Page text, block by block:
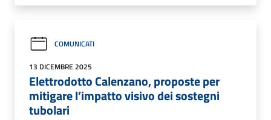
COMUNICATI
13 DICEMBRE 2025
Elettrodotto Calenzano, proposte per
mitigare l’impatto visivo dei sostegni
tubolari